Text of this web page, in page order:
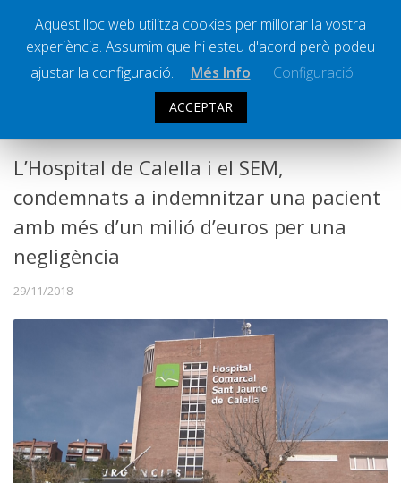
Societat
Publicitat
Contacte
Ràdio Calella Televisió
L’Hospital de Calella i el SEM,
condemnats a indemnitzar una pacient
amb més d’un milió d’euros per una
negligència
29/11/2018
Aquest lloc web utilitza cookies per millorar la vostra
experiència. Assumim que hi esteu d'acord però podeu
ajustar la configuració.
Més Info Configuració
ACCEPTAR